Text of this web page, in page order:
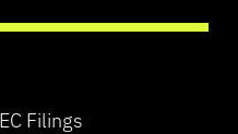
Filings